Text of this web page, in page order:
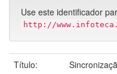
Use este identificador
http://
Título: